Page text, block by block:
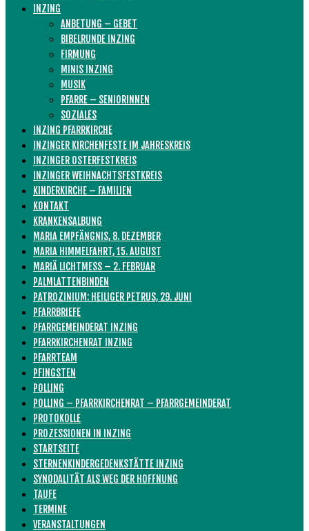
INZING
ANBETUNG – GEBET
BIBELRUNDE INZING
FIRMUNG
MINIS INZING
MUSIK
PFARRE – SENIORINNEN
SOZIALES
INZING PFARRKIRCHE
INZINGER KIRCHENFESTE IM JAHRESKREIS
INZINGER OSTERFESTKREIS
INZINGER WEIHNACHTSFESTKREIS
KINDERKIRCHE – FAMILIEN
KONTAKT
KRANKENSALBUNG
MARIA EMPFÄNGNIS, 8. DEZEMBER
MARIA HIMMELFAHRT, 15. AUGUST
MARIÄ LICHTMESS – 2. FEBRUAR
PALMLATTENBINDEN
PATROZINIUM: HEILIGER PETRUS, 29. JUNI
PFARRBRIEFE
PFARRGEMEINDERAT INZING
PFARRKIRCHENRAT INZING
PFARRTEAM
PFINGSTEN
POLLING
POLLING – PFARRKIRCHENRAT – PFARRGEMEINDERAT
PROTOKOLLE
PROZESSIONEN IN INZING
STARTSEITE
STERNENKINDERGEDENKSTÄTTE INZING
SYNODALITÄT ALS WEG DER HOFFNUNG
TAUFE
TERMINE
VERANSTALTUNGEN